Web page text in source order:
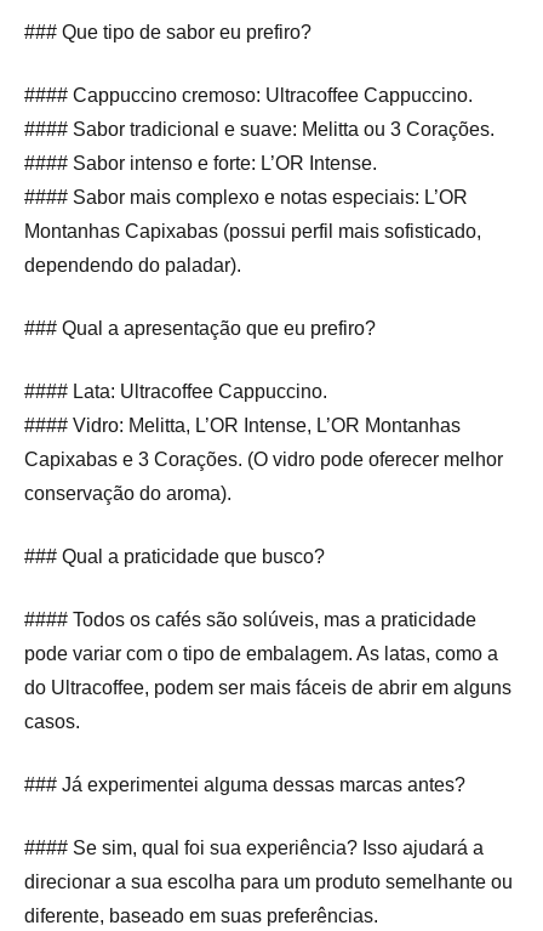
### Que tipo de sabor eu prefiro?
#### Cappuccino cremoso: Ultracoffee Cappuccino.
#### Sabor tradicional e suave: Melitta ou 3 Corações.
#### Sabor intenso e forte: L’OR Intense.
#### Sabor mais complexo e notas especiais: L’OR
Montanhas Capixabas (possui perfil mais sofisticado,
dependendo do paladar).
### Qual a apresentação que eu prefiro?
#### Lata: Ultracoffee Cappuccino.
#### Vidro: Melitta, L’OR Intense, L’OR Montanhas
Capixabas e 3 Corações. (O vidro pode oferecer melhor
conservação do aroma).
### Qual a praticidade que busco?
#### Todos os cafés são solúveis, mas a praticidade
pode variar com o tipo de embalagem. As latas, como a
do Ultracoffee, podem ser mais fáceis de abrir em alguns
casos.
### Já experimentei alguma dessas marcas antes?
#### Se sim, qual foi sua experiência? Isso ajudará a
direcionar a sua escolha para um produto semelhante ou
diferente, baseado em suas preferências.